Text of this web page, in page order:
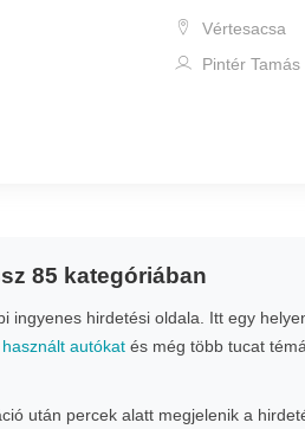
Vértesacsa
Pintér Tamás
85 kategóriában
ingyenes hirdetési oldala. Itt egy
használt autókat és még több tucat
után percek alatt megjelenik a